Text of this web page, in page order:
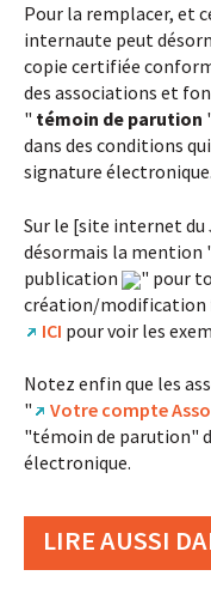
Pour la remplacer, et
internaute peut
copie certifiée
des associations et
" témoin de parution
dans des conditions
signature électronique.
Sur le [site internet du
désormais la mention
publication
" pour
création/modification
ICI pour voir les
Notez enfin que les
"
Votre compte
"témoin de parution"
électronique.
LIRE AUSSI